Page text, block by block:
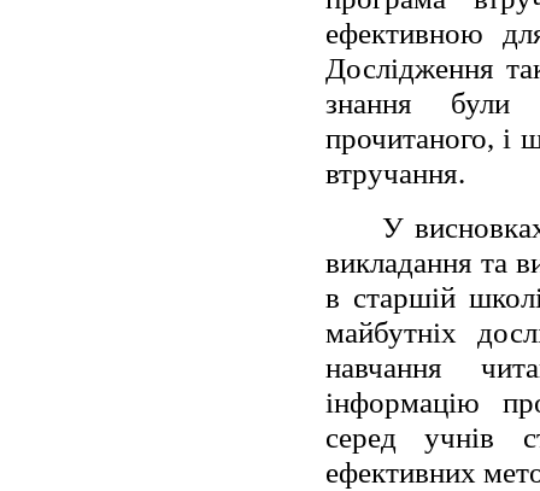
ефективною
Дослідження
знання були
прочитаного, і
втручання.
У
викладання та
в старшій
майбутніх
навчання
інформацію
серед учнів
ефективних